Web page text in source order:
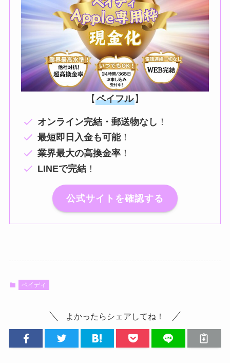
【 ペイフル 】
オンライン完結・郵送物なし ！
最短即日入金も可能！
業界最大の高換金率！
LINEで完結！
公式サイトを確認する
ペイディ
よかったらシェアしてね！